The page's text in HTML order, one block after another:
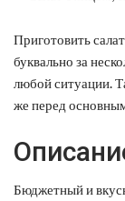
Приготовить
буквально за
любой ситуации.
же перед
Бюджетный и